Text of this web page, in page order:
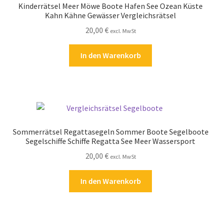
Kasse
Über Rätselkind
Kinderrätsel Meer Möwe Boote Hafen See Ozean Küste
Kahn Kähne Gewässer Vergleichsrätsel
20,00 € excl. MwSt
In den Warenkorb
Sommerrätsel Regattasegeln Sommer Boote Segelboote
Segelschiffe Schiffe Regatta See Meer Wassersport
20,00 € excl. MwSt
In den Warenkorb